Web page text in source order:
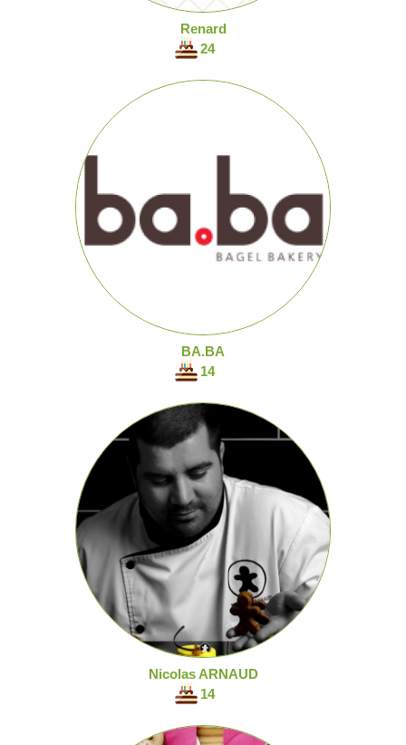
Renard
24
BA.BA
14
Nicolas ARNAUD
14